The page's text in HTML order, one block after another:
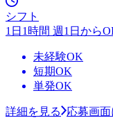
シフト
1日1時間 週1日から
未経験OK
短期OK
単発OK
詳細を見る 応募画